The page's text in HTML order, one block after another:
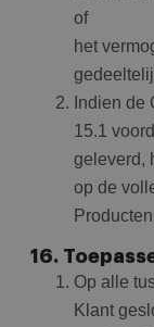
of
het
Indien de
15.1
geleverd,
op de
16.
Op alle
Klant